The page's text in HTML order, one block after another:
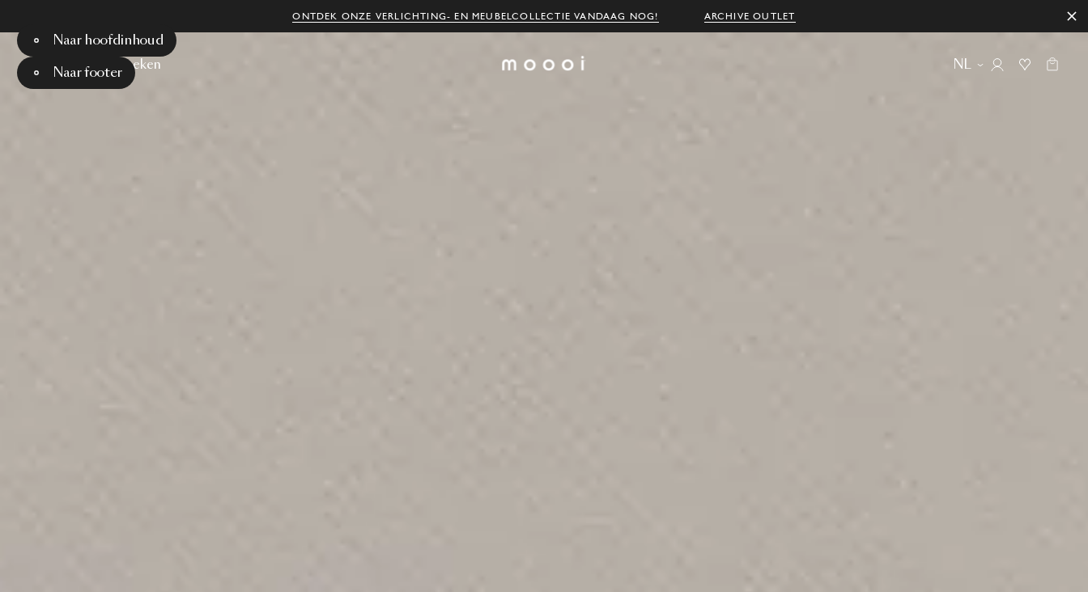
ONTDEK ONZE VERLICHTING- EN MEUBELCOLLECTIE VANDAAG NOG! ARCHIVE OUTLET
Naar hoofdinhoud
Naar footer
Menu Zoeken NL